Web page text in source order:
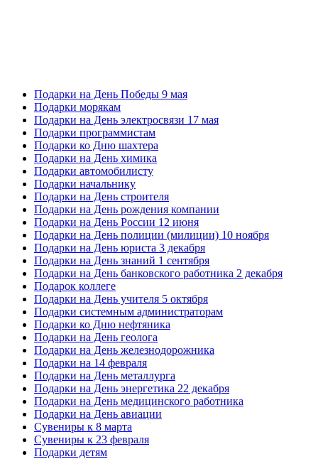
Подарки на День Победы 9 мая
Подарки морякам
Подарки на День электросвязи 17 мая
Подарки программистам
Подарки ко Дню шахтера
Подарки на День химика
Подарки автомобилисту
Подарки начальнику
Подарки на День строителя
Подарки на День рождения компании
Подарки на День России 12 июня
Подарки на День полиции (милиции) 10 ноября
Подарки на День юриста 3 декабря
Подарки на День знаний 1 сентября
Подарки на День банковского работника 2 декабря
Подарок коллеге
Подарки на День учителя 5 октября
Подарки системным администраторам
Подарки ко Дню нефтяника
Подарки на День геолога
Подарки на День железнодорожника
Подарки на 14 февраля
Подарки на День металлурга
Подарки на День энергетика 22 декабря
Подарки на День медицинского работника
Подарки на День авиации
Сувениры к 8 марта
Сувениры к 23 февраля
Подарки детям